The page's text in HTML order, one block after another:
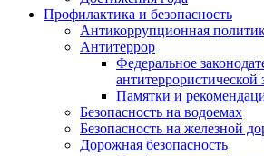
Профилактика и безопасность
Антикоррупционная
Антитеррор
Федеральное
Памятки и
Безопасность на водоемах
Безопасность на железной
Дорожная безопасность